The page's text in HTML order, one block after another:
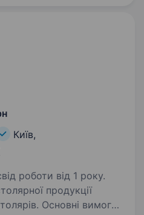
Київ,
роботи від 1 року.
продукції
вимоги: